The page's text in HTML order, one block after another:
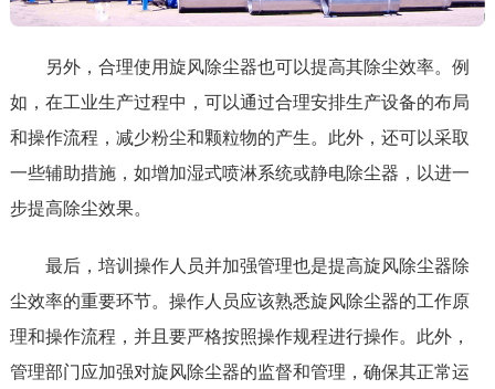
另外，合理使用旋风除尘器也可以提高其除尘效率。例
如，在工业生产过程中，可以通过合理安排生产设备的布局
和操作流程，减少粉尘和颗粒物的产生。此外，还可以采取
一些辅助措施，如增加湿式喷淋系统或静电除尘器，以进一
步提高除尘效果。
最后，培训操作人员并加强管理也是提高旋风除尘器除
尘效率的重要环节。操作人员应该熟悉旋风除尘器的工作原
理和操作流程，并且要严格按照操作规程进行操作。此外，
管理部门应加强对旋风除尘器的监督和管理，确保其正常运